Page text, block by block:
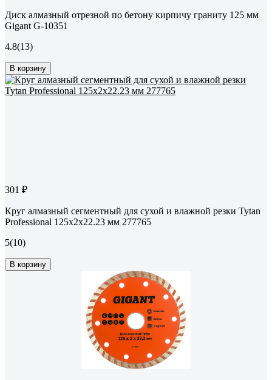
Диск алмазный отрезной по бетону кирпичу граниту 125 мм
Gigant G-10351
4.8(13)
В корзину
301 ₽
Круг алмазный сегментный для сухой и влажной резки Tytan
Professional 125x2x22.23 мм 277765
5(10)
В корзину